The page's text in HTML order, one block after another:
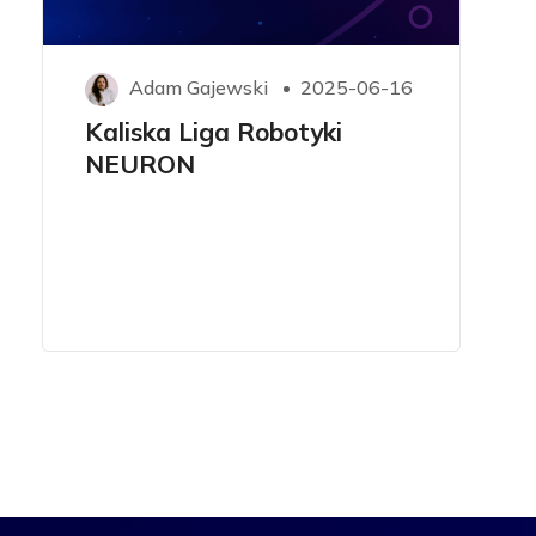
Adam Gajewski 2025-06-16
Kaliska Liga Robotyki
NEURON